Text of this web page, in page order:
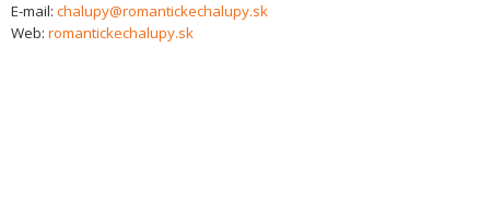
E-mail: chalupy@romantickechalupy.sk
Web: romantickechalupy.sk